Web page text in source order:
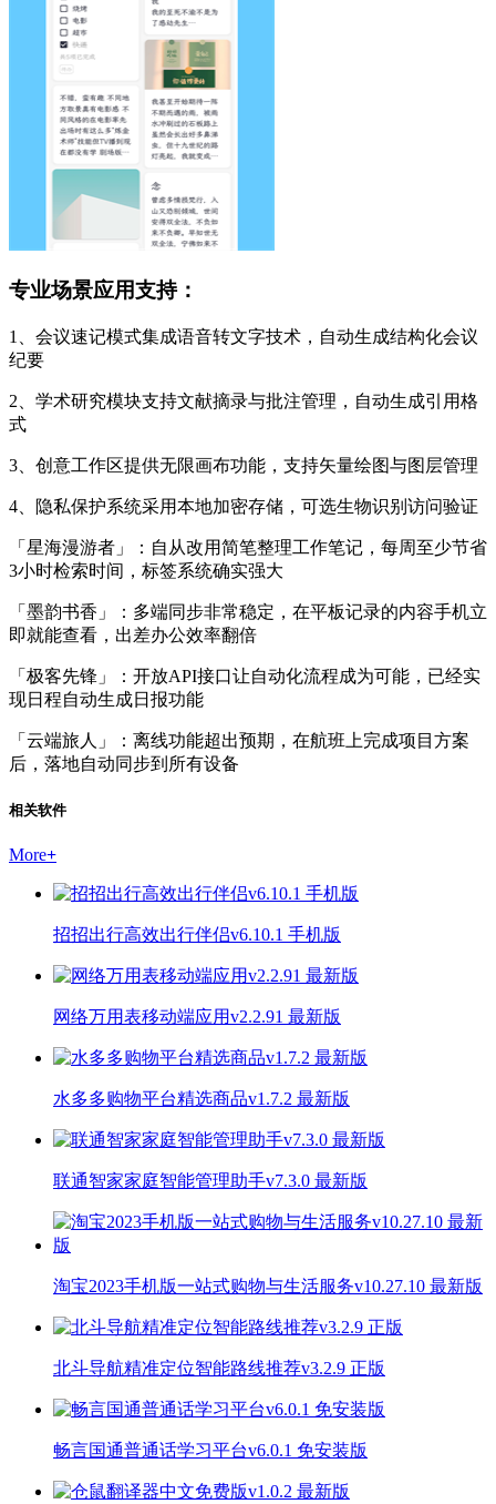
专业场景应用支持：
1、会议速记模式集成语音转文字技术，自动生成结构化会议
纪要
2、学术研究模块支持文献摘录与批注管理，自动生成引用格
式
3、创意工作区提供无限画布功能，支持矢量绘图与图层管理
4、隐私保护系统采用本地加密存储，可选生物识别访问验证
「星海漫游者」：自从改用简笔整理工作笔记，每周至少节省
3小时检索时间，标签系统确实强大
「墨韵书香」：多端同步非常稳定，在平板记录的内容手机立
即就能查看，出差办公效率翻倍
「极客先锋」：开放API接口让自动化流程成为可能，已经实
现日程自动生成日报功能
「云端旅人」：离线功能超出预期，在航班上完成项目方案
后，落地自动同步到所有设备
相关软件
More+
招招出行高效出行伴侣v6.10.1 手机版
网络万用表移动端应用v2.2.91 最新版
水多多购物平台精选商品v1.7.2 最新版
联通智家家庭智能管理助手v7.3.0 最新版
淘宝2023手机版一站式购物与生活服务v10.27.10 最新版
北斗导航精准定位智能路线推荐v3.2.9 正版
畅言国通普通话学习平台v6.0.1 免安装版